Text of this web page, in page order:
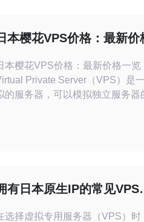
本樱花VPS价格：最新价
本樱花VPS价格：最新价格一览
Private Server（VPS）是
的服务器，可以模拟独立服务器
有日本原生IP的常见VPS
选择虚拟专用服务器（VPS）时